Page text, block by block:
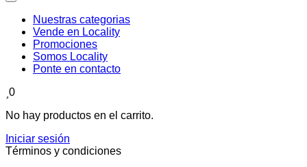
Nuestras categorias
Vende en Locality
Promociones
Somos Locality
Ponte en contacto
0
No hay productos en el carrito.
Iniciar sesión
Términos y condiciones